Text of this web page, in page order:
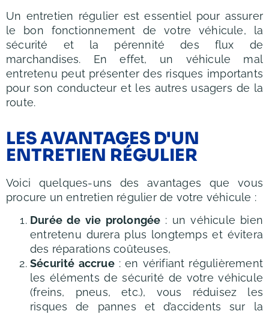
Un entretien régulier est essentiel pour assurer
le bon fonctionnement de votre véhicule, la
sécurité et la pérennité des flux de
marchandises. En effet, un véhicule mal
entretenu peut présenter des risques importants
pour son conducteur et les autres usagers de la
route.
LES AVANTAGES D'UN
ENTRETIEN RÉGULIER
Voici quelques-uns des avantages que vous
procure un entretien régulier de votre véhicule :
Durée de vie prolongée : un véhicule bien
entretenu durera plus longtemps et évitera
des réparations coûteuses,
Sécurité accrue: en vérifiant régulièrement
les éléments de sécurité de votre véhicule
(freins, pneus, etc.), vous réduisez les
risques de pannes et d’accidents sur la